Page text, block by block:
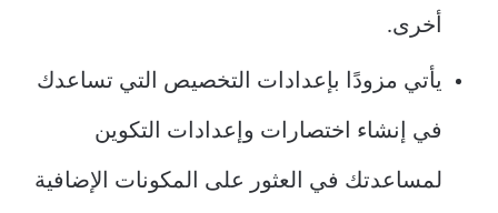
أخرى.
يأتي مزودًا بإعدادات التخصيص التي تساعدك
في إنشاء اختصارات وإعدادات التكوين
لمساعدتك في العثور على المكونات الإضافية